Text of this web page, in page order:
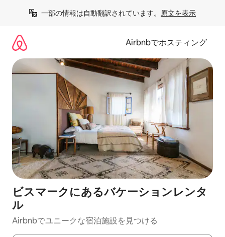
一部の情報は自動翻訳されています。 原文を表示
Airbnbでホスティング
ビスマークにあるバケーションレンタ
ル
Airbnbでユニークな宿泊施設を見つける